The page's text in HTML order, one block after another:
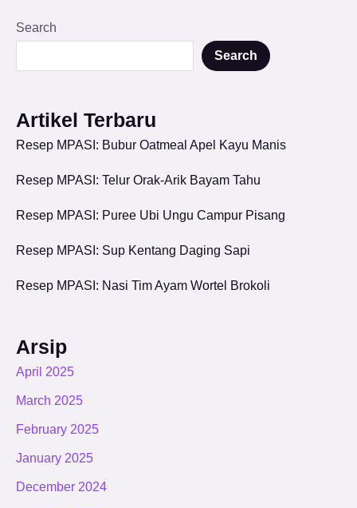
Search
Search
Artikel Terbaru
Resep MPASI: Bubur Oatmeal Apel Kayu Manis
Resep MPASI: Telur Orak-Arik Bayam Tahu
Resep MPASI: Puree Ubi Ungu Campur Pisang
Resep MPASI: Sup Kentang Daging Sapi
Resep MPASI: Nasi Tim Ayam Wortel Brokoli
Arsip
April 2025
March 2025
February 2025
January 2025
December 2024